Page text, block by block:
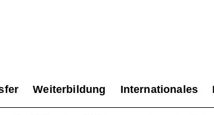
Weiterbildung Internationales